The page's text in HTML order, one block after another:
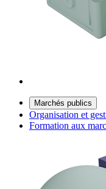
Marchés publics
Organisation et
Formation aux